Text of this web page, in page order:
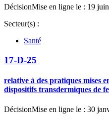
DécisionMise en ligne le : 19
Secteur(s) :
Santé
17-D-25
relative à des pratiques mises
dispositifs transdermiques de
DécisionMise en ligne le : 30